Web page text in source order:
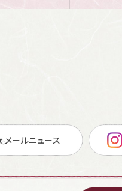
メールニュース